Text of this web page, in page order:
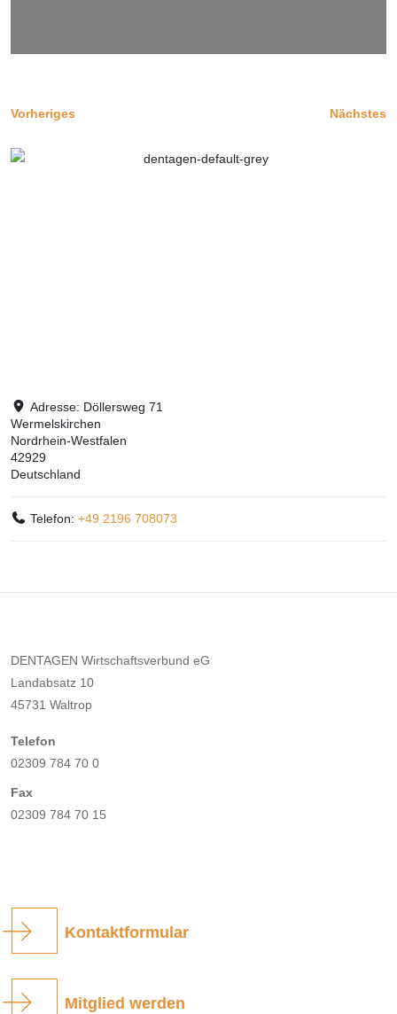
Vorheriges Nächstes
Adresse: Döllersweg 71
Wermelskirchen
Nordrhein-Westfalen
42929
Deutschland
Telefon:+49 2196 708073
DENTAGEN Wirtschaftsverbund eG
Landabsatz 10
45731 Waltrop
Telefon
02309 784 70 0
Fax
02309 784 70 15
Kontaktformular
Mitglied werden